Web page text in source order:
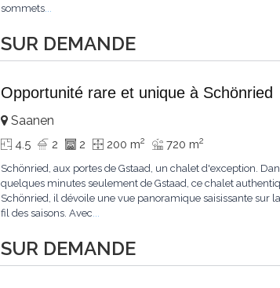
SUR DEMANDE
sommets...
Opportunité rare et unique à Schönried
SUR DEMANDE
Saanen
4.5 2 2 200 m2 720 m2
Schönried, aux portes de Gstaad, un chalet d'exception.
quelques minutes seulement de Gstaad, ce chalet
Schönried, il dévoile une vue panoramique saisissante sur
fil des saisons. Avec...